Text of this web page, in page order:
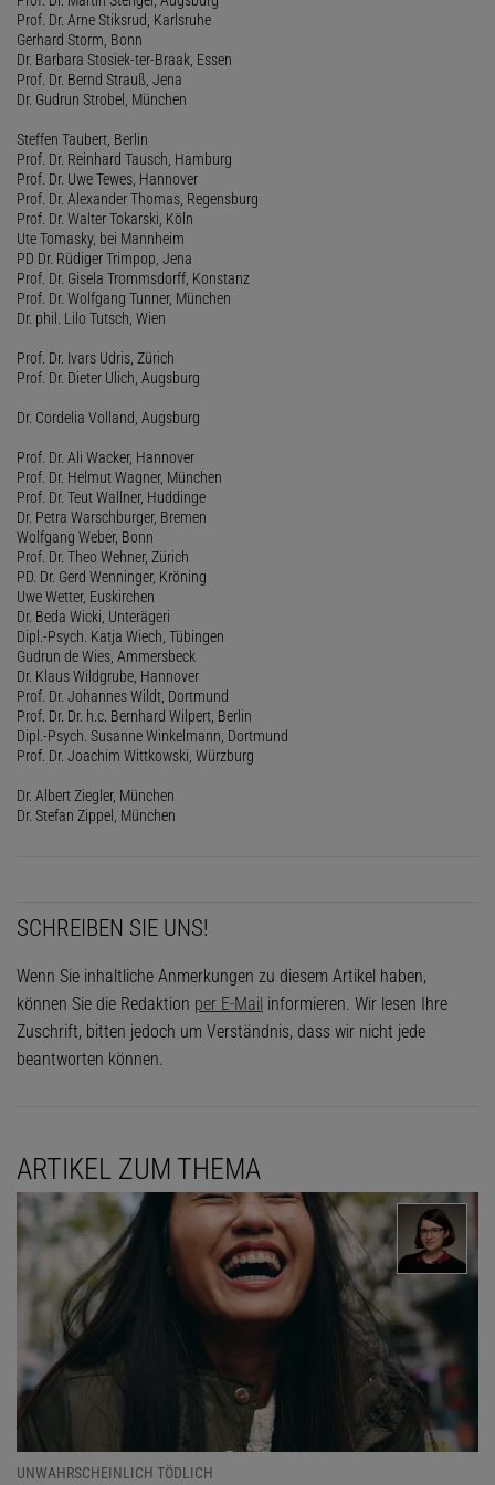
Prof. Dr. Arne Stiksrud, Karlsruhe
Gerhard Storm, Bonn
Dr. Barbara Stosiek-ter-Braak, Essen
Prof. Dr. Bernd Strauß, Jena
Dr. Gudrun Strobel, München
Steffen Taubert, Berlin
Prof. Dr. Reinhard Tausch, Hamburg
Prof. Dr. Uwe Tewes, Hannover
Prof. Dr. Alexander Thomas, Regensburg
Prof. Dr. Walter Tokarski, Köln
Ute Tomasky, bei Mannheim
PD Dr. Rüdiger Trimpop, Jena
Prof. Dr. Gisela Trommsdorff, Konstanz
Prof. Dr. Wolfgang Tunner, München
Dr. phil. Lilo Tutsch, Wien
Prof. Dr. Ivars Udris, Zürich
Prof. Dr. Dieter Ulich, Augsburg
Dr. Cordelia Volland, Augsburg
Prof. Dr. Ali Wacker, Hannover
Prof. Dr. Helmut Wagner, München
Prof. Dr. Teut Wallner, Huddinge
Dr. Petra Warschburger, Bremen
Wolfgang Weber, Bonn
Prof. Dr. Theo Wehner, Zürich
PD. Dr. Gerd Wenninger, Kröning
Uwe Wetter, Euskirchen
Dr. Beda Wicki, Unterägeri
Dipl.-Psych. Katja Wiech, Tübingen
Gudrun de Wies, Ammersbeck
Dr. Klaus Wildgrube, Hannover
Prof. Dr. Johannes Wildt, Dortmund
Prof. Dr. Dr. h.c. Bernhard Wilpert, Berlin
Dipl.-Psych. Susanne Winkelmann, Dortmund
Prof. Dr. Joachim Wittkowski, Würzburg
Dr. Albert Ziegler, München
Dr. Stefan Zippel, München
SCHREIBEN SIE UNS!
Wenn Sie inhaltliche Anmerkungen zu diesem Artikel haben,
können Sie die Redaktion per E-Mail informieren. Wir lesen Ihre
Zuschrift, bitten jedoch um Verständnis, dass wir nicht jede
beantworten können.
ARTIKEL ZUM THEMA
UNWAHRSCHEINLICH TÖDLICH